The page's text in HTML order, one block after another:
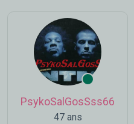
PsykoSalGosSss66
47 ans